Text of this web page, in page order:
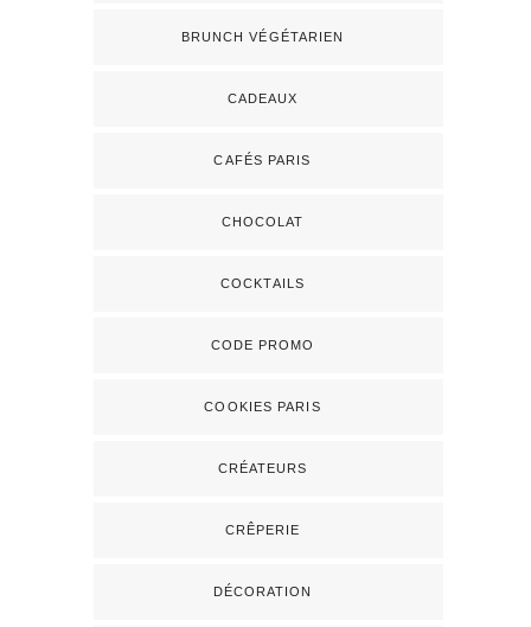
BRUNCH VÉGÉTARIEN
CADEAUX
CAFÉS PARIS
CHOCOLAT
COCKTAILS
CODE PROMO
COOKIES PARIS
CRÉATEURS
CRÊPERIE
DÉCORATION